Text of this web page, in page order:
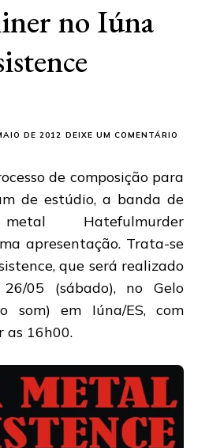
no Iúna
DE 2012 DEIXE UM COMENTÁRIO
SERÁ
NO
IÚNA
de composição para
de estúdio, a banda de
Hatefulmurder
apresentação. Trata-se
que será realizado
05 (sábado), no Gelo
som) em Iúna/ES, com
as 16h00.